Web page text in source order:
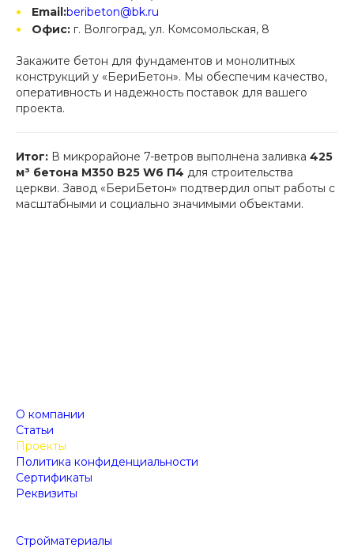
Email:beribeton@bk.ru
Офис: г. Волгоград, ул. Комсомольская, 8
Закажите бетон для фундаментов и монолитных
конструкций у «БериБетон». Мы обеспечим качество,
оперативность и надежность поставок для вашего
проекта.
Итог: В микрорайоне 7-ветров выполнена заливка 425
м³ бетона М350 B25 W6 П4 для строительства
церкви. Завод «БериБетон» подтвердил опыт работы с
масштабными и социально значимыми объектами.
О компании
Статьи
Проекты
Политика конфиденциальности
Сертификаты
Реквизиты
Стройматериалы